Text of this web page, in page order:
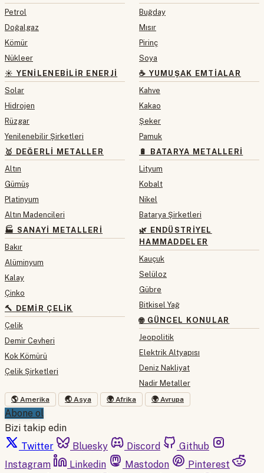
Petrol
Doğalgaz
Kömür
Nükleer
☀️ YENILENEBILIR ENERJI
Solar
Hidrojen
Rüzgar
Yenilenebilir Şirketleri
🥇 DEĞERLI METALLER
Altın
Gümüş
Platinyum
Altın Madencileri
🏭 SANAYI METALLERI
Bakır
Alüminyum
Kalay
Çinko
🔨 DEMIR ÇELIK
Çelik
Demir Cevheri
Kok Kömürü
Çelik Şirketleri
Buğday
Mısır
Pirinç
Soya
☕ YUMUŞAK EMTIALAR
Kahve
Kakao
Şeker
Pamuk
🔋 BATARYA METALLERI
Lityum
Kobalt
Nikel
Batarya Şirketleri
🌿 ENDÜSTRIYEL
HAMMADDELER
Kauçuk
Selüloz
Gübre
Bitkisel Yağ
🌐 GÜNCEL KONULAR
Jeopolitik
Elektrik Altyapısı
Deniz Nakliyat
Nadir Metaller
🌎 Amerika 🌏 Asya 🌍 Afrika 🌍 Avrupa
Abone ol
Bizi takip edin
Twitter
Bluesky Discord
Github
Instagram
Linkedin Mastodon
Pinterest